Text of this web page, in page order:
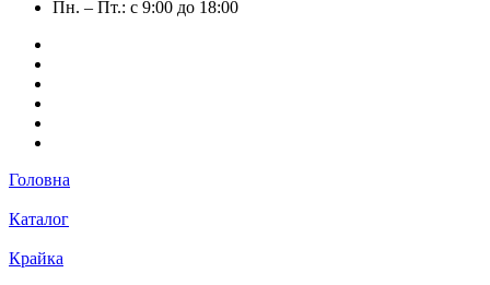
Пн. – Пт.: с 9:00 до 18:00
Головна
Каталог
Крайка